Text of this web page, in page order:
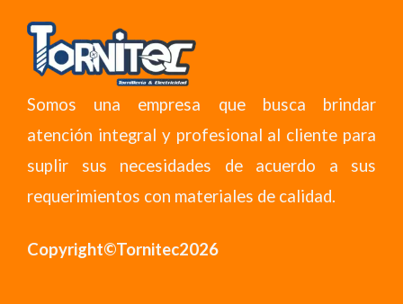
Somos una empresa que busca brindar
atención integral y profesional al cliente para
suplir sus necesidades de acuerdo a sus
requerimientos con materiales de calidad.
Copyright©Tornitec2026